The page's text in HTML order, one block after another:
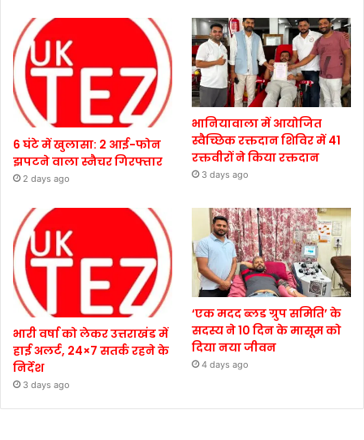
6 घंटे में खुलासा: 2 आई-फोन
झपटने वाला स्नैचर गिरफ्तार
2 days ago
भानियावाला में आयोजित
स्वैच्छिक रक्तदान शिविर में 41
रक्तवीरों ने किया रक्तदान
3 days ago
भारी वर्षा को लेकर उत्तराखंड में
हाई अलर्ट, 24×7 सतर्क रहने के
निर्देश
3 days ago
‘एक मदद ब्लड ग्रुप समिति’ के
सदस्य ने 10 दिन के मासूम को
दिया नया जीवन
4 days ago